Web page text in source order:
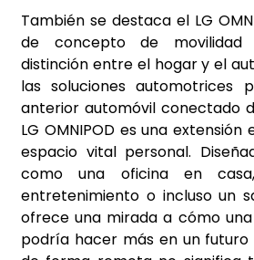
También se destaca el LG
de concepto de movilidad
distinción entre el hogar y el
las soluciones automotrices
anterior automóvil conectado
LG OMNIPOD es una
espacio vital personal.
como una oficina en
entretenimiento o incluso un
ofrece una mirada a cómo
podría hacer más en un